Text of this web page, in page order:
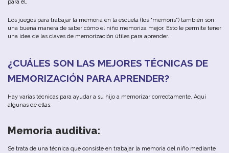
para él.
Los juegos para trabajar la memoria en la escuela (los “memoris“) también son
una buena manera de saber cómo el niño memoriza mejor. Esto le permite tener
una idea de las claves de memorización útiles para aprender.
¿CUÁLES SON LAS MEJORES TÉCNICAS DE
MEMORIZACIÓN PARAAPRENDER?
Hay varias técnicas para ayudar a su hijo a memorizar correctamente. Aquí
algunas de ellas:
Memoria auditiva:
Se trata de una técnica que consiste en trabajar la memoria del niño mediante